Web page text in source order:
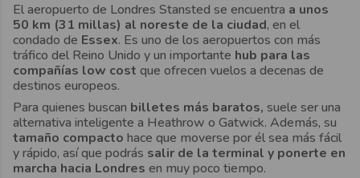
El aeropuerto de Londres Stansted se encuentra a unos
50 km (31 millas) al noreste de la ciudad, en el
condado de Essex. Es uno de los aeropuertos con más
tráfico del Reino Unido y un importante hub para las
compañías low cost que ofrecen vuelos a decenas de
destinos europeos.
Para quienes buscan billetes más baratos, suele ser una
alternativa inteligente a Heathrow o Gatwick. Además, su
tamaño compacto hace que moverse por él sea más fácil
y rápido, así que podrás salir de la terminal y ponerte en
marcha hacia Londres en muy poco tiempo.